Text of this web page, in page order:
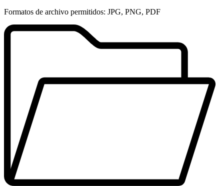
Formatos de archivo permitidos: JPG, PNG, PDF